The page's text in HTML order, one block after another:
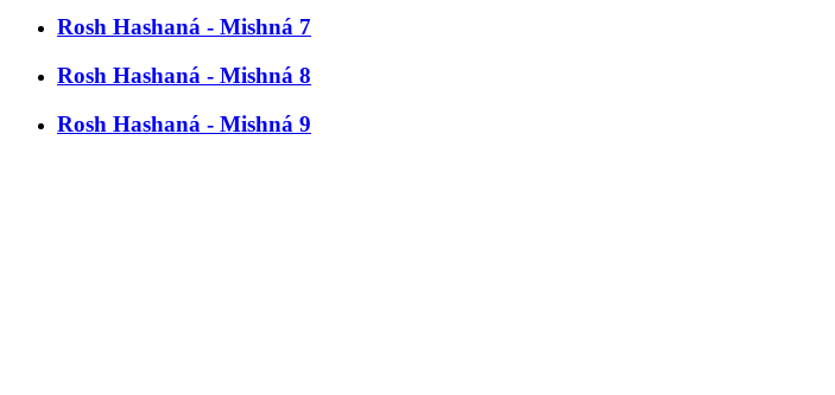
Rosh Hashaná - Mishná 7
Rosh Hashaná - Mishná 8
Rosh Hashaná - Mishná 9